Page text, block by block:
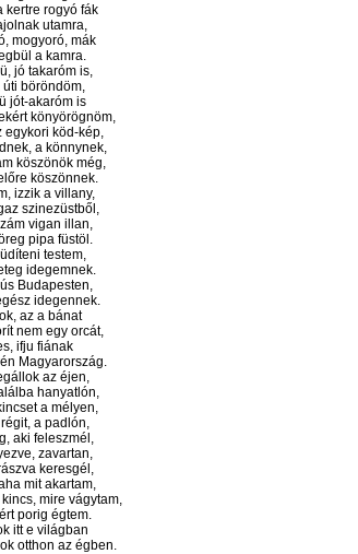
kertre rogyó fák
utamra,
mogyoró, mák
a kamra.
jó takaróm is,
úti böröndöm,
jót-akaróm is
könyörögnöm,
egykori köd-kép,
a könnynek,
köszönök még,
köszönnek.
izzik a villany,
szinezüstből,
vigan illan,
pipa füstöl.
testem,
idegemnek.
Budapesten,
idegennek.
az a bánat
nem egy orcát,
ifju fiának
Magyarország.
az éjen,
hanyatlón,
a mélyen,
a padlón,
aki feleszmél,
zavartan,
keresgél,
mit akartam,
mire vágytam,
porig égtem.
itt e világban
otthon az égben.